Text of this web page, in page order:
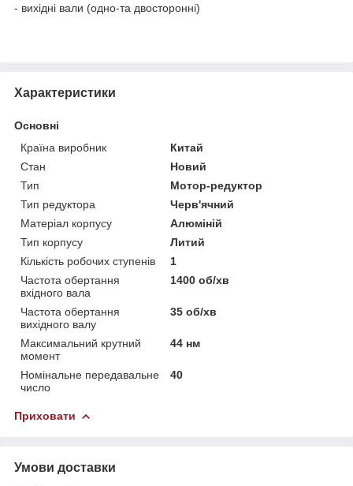
- вихідні вали (одно-та двосторонні)
Характеристики
Основні
Країна виробник
Китай
Стан
Новий
Тип
Мотор-редуктор
Тип редуктора
Черв'ячний
Матеріал корпусу
Алюміній
Тип корпусу
Литий
Кількість робочих ступенів
1
Частота обертання
вхідного вала
1400 об/хв
Частота обертання
вихідного валу
35 об/хв
Максимальний крутний
момент
44 нм
Номінальне передавальне
число
40
Приховати
Умови доставки